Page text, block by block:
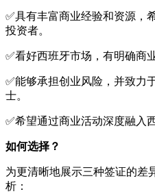
✅具有丰富商业经验和资源，
投资者。
✅看好西班牙市场，有明确商
✅能够承担创业风险，并致力
士。
✅希望通过商业活动深度融入
如何选择？
为更清晰地展示三种签证的差
析：